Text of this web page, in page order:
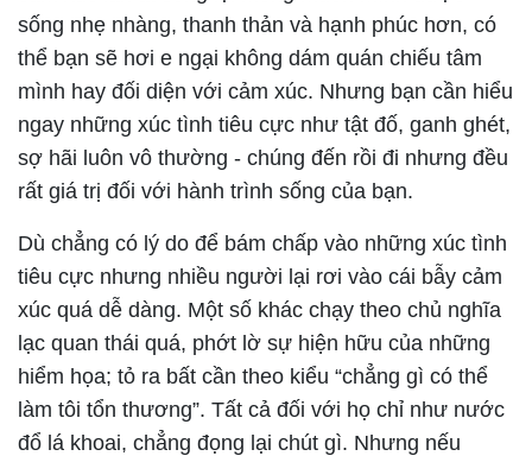
sống nhẹ nhàng, thanh thản và hạnh phúc hơn, có
thể bạn sẽ hơi e ngại không dám quán chiếu tâm
mình hay đối diện với cảm xúc. Nhưng bạn cần hiểu
ngay những xúc tình tiêu cực như tật đố, ganh ghét,
sợ hãi luôn vô thường - chúng đến rồi đi nhưng đều
rất giá trị đối với hành trình sống của bạn.
Dù chẳng có lý do để bám chấp vào những xúc tình
tiêu cực nhưng nhiều người lại rơi vào cái bẫy cảm
xúc quá dễ dàng. Một số khác chạy theo chủ nghĩa
lạc quan thái quá, phớt lờ sự hiện hữu của những
hiểm họa; tỏ ra bất cần theo kiểu “chẳng gì có thể
làm tôi tổn thương”. Tất cả đối với họ chỉ như nước
đổ lá khoai, chẳng đọng lại chút gì. Nhưng nếu